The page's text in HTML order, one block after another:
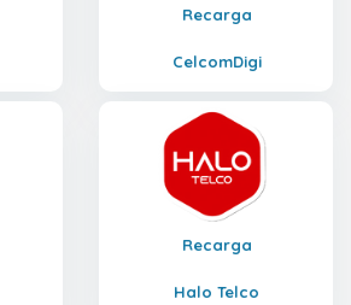
Recarga
CelcomDigi
Recarga
Halo Telco